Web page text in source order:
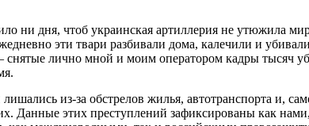
ни дня, чтоб украинская артиллерия не утюжила
эти твари разбивали дома, калечили и
лично мной и моим оператором кадры тысяч
из-за обстрелов жилья, автотранспорта и,
Данные этих преступлений зафиксированы как нами,